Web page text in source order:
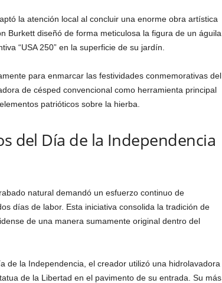
la atención local al concluir una enorme obra artística
Burkett diseñó de forma meticulosa la figura de un águila
“USA 250” en la superficie de su jardín.
para enmarcar las festividades conmemorativas del
de césped convencional como herramienta principal
patrióticos sobre la hierba.
del Día de la Independencia
natural demandó un esfuerzo continuo de
días de labor. Esta iniciativa consolida la tradición de
de una manera sumamente original dentro del
de la Independencia, el creador utilizó una hidrolavadora
de la Libertad en el pavimento de su entrada. Su más